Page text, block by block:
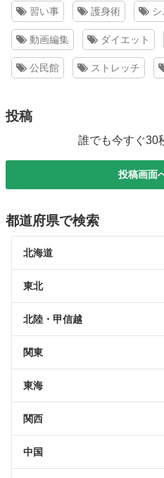
習い事 護身術 シ
動画編集 ダイエット
公民館 ストレッチ
投稿
誰でも今すぐ30
投稿画面
都道府県で検索
北海道
東北
北陸・甲信越
関東
東海
関西
中国